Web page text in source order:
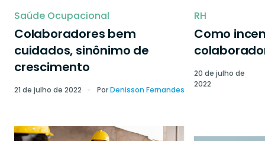
Saúde Ocupacional
Colaboradores bem
cuidados, sinônimo de
crescimento
21 de julho de 2022 PorDenisson Fernandes
RH
Como
20 de julho de
2022